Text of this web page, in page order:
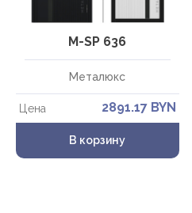
М-SP 636
Металюкс
Цена 2891.17 BYN
В корзину